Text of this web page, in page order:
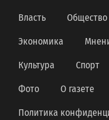
Власть Общество
Экономика
Культура Спорт
Фото О газете
Политика